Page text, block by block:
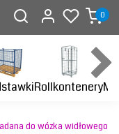
0
Rollkontenery
do wózka widłowego